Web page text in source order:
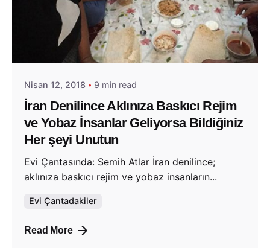
Posted by
Evim Çantada
Nisan 12, 2018 9 min read
İran Denilince Aklınıza Baskıcı Rejim
ve Yobaz İnsanlar Geliyorsa Bildiğiniz
Her şeyi Unutun
Evi Çantasında: Semih Atlar İran denilince;
aklınıza baskıcı rejim ve yobaz insanların...
Evi Çantadakiler
Read More